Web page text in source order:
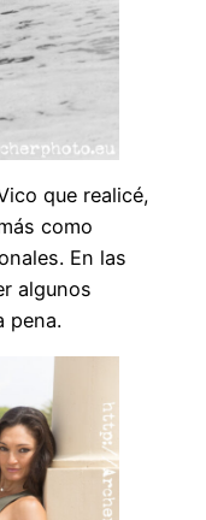
que realicé,
como
En las
algunos
pena.